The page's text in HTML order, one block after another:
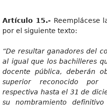
Artícul o 15.- Reemplácese
por el siguiente texto:
“De resultar ganadores del
al igual que los bachilleres
docente pública, deberán
superior reconocido por
respectiva hasta el 31 de
su nombramiento